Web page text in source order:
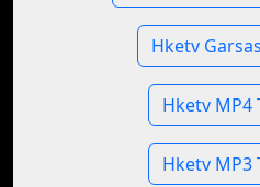
Hketv
Hketv MP4
Hketv MP3